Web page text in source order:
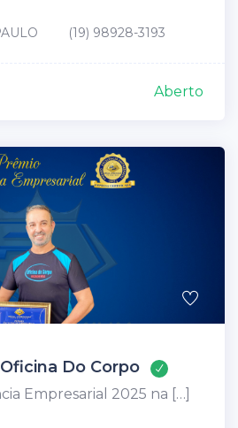
(19) 98928-3193
Aberto
Do Corpo
Empresarial 2025 na […]